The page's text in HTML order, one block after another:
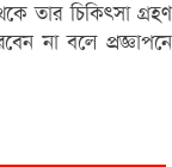
তার চিকিৎসা গ্রহণ
না বলে প্রজ্ঞাপনে